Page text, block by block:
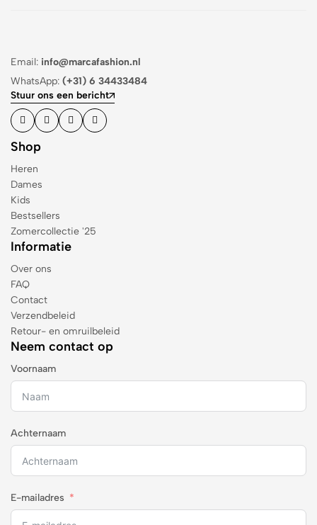
Email: info@marcafashion.nl
WhatsApp: (+31) 6 34433484
Stuur ons een bericht
Shop
Heren
Dames
Kids
Bestsellers
Zomercollectie '25
Informatie
Over ons
FAQ
Contact
Verzendbeleid
Retour- en omruilbeleid
Neem contact op
Voornaam
Achternaam
E-mailadres